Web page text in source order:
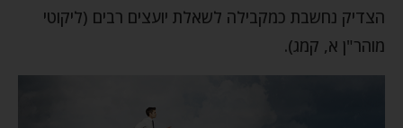
הצדיק נחשבת כמקבילה לשאלת יועצים רבים (ליקוטי
מוהר"ן א, קמג).